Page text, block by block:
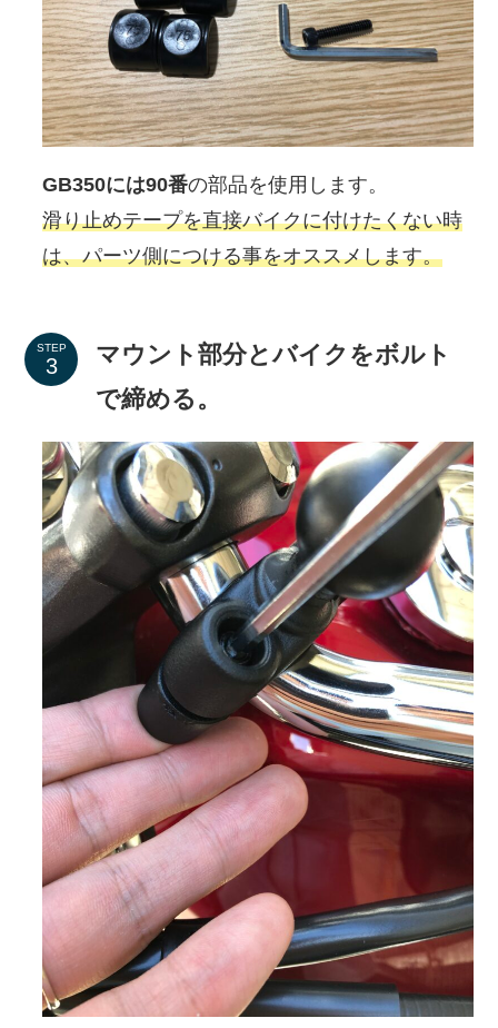
GB350には90番の部品を使用します。
滑り止めテープを直接バイクに付けたくない時
は、パーツ側につける事をオススメします。
STEP
マウント部分とバイクをボルト
で締める。